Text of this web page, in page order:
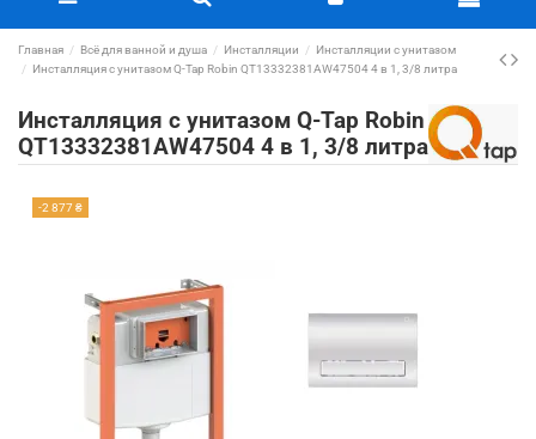
Главная Всё для ванной и душа Инсталляции
Инсталляции с унитазом
Инсталляция с унитазом Q-Tap Robin QT13332381AW47504 4 в 1, 3/8 литра
Инсталляция с унитазом Q-Tap Robin
QT13332381AW47504 4 в 1, 3/8 литра
-2 877 ₴